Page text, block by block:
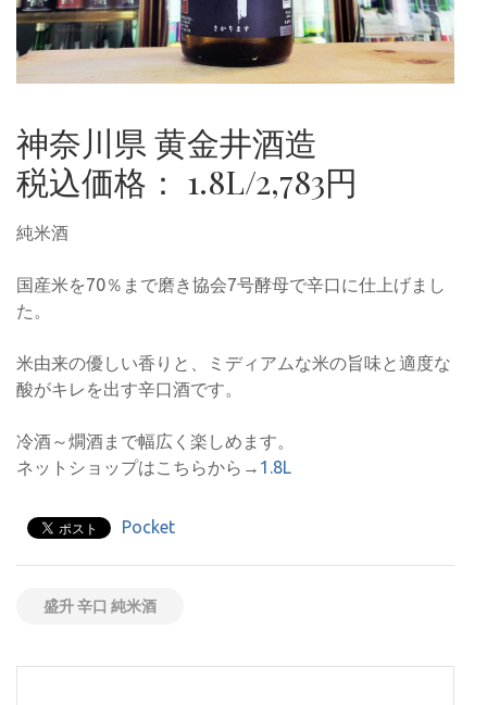
神奈川県 黄金井酒造
税込価格： 1.8L/2,783円
純米酒
国産米を70％まで磨き協会7号酵母で辛口に仕上げまし
た。
米由来の優しい香りと、ミディアムな米の旨味と適度な
酸がキレを出す辛口酒です。
冷酒～燗酒まで幅広く楽しめます。
ネットショップはこちらから→ 1.8L
Pocket
盛升 辛口 純米酒